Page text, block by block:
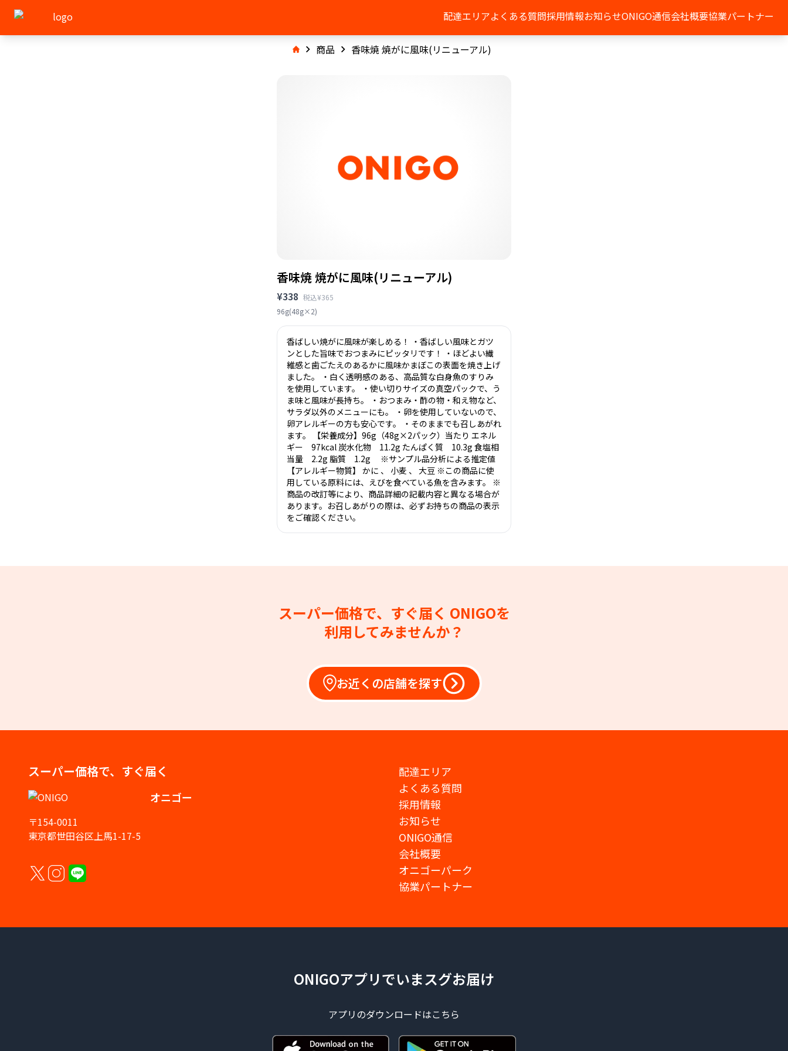
配達エリアよくある質問採用情報お知らせONIGO通信会社概要協業パートナー
商品 香味焼 焼がに風味(リニューアル)
香味焼 焼がに風味(リニューアル)
¥338 税込¥365
96g(48g×2)
香ばしい焼がに風味が楽しめる！ ・香ばしい風味とガツ
ンとした旨味でおつまみにピッタリです！ ・ほどよい繊
維感と歯ごたえのあるかに風味かまぼこの表面を焼き上げ
ました。 ・白く透明感のある、高品質な白身魚のすりみ
を使用しています。 ・使い切りサイズの真空パックで、う
ま味と風味が長持ち。 ・おつまみ・酢の物・和え物など、
サラダ以外のメニューにも。 ・卵を使用していないので、
卵アレルギーの方も安心です。 ・そのままでも召しあがれ
ます。 【栄養成分】96g（48g×2パック）当たり エネル
ギー 97kcal 炭水化物 11.2g たんぱく質 10.3g 食塩相
当量 2.2g 脂質 1.2g ※サンプル品分析による推定値
【アレルギー物質】 かに 、 小麦 、 大豆 ※この商品に使
用している原料には、えびを食べている魚を含みます。 ※
商品の改訂等により、商品詳細の記載内容と異なる場合が
あります。お召しあがりの際は、必ずお持ちの商品の表示
をご確認ください。
スーパー価格で、すぐ届く ONIGOを
利用してみませんか？
お近くの店舗を探す
スーパー価格で、すぐ届く
オニゴー
〒154-0011
東京都世田谷区上馬1-17-5
配達エリア
よくある質問
採用情報
お知らせ
ONIGO通信
会社概要
オニゴーパーク
協業パートナー
ONIGOアプリでいまスグお届け
アプリのダウンロードはこちら